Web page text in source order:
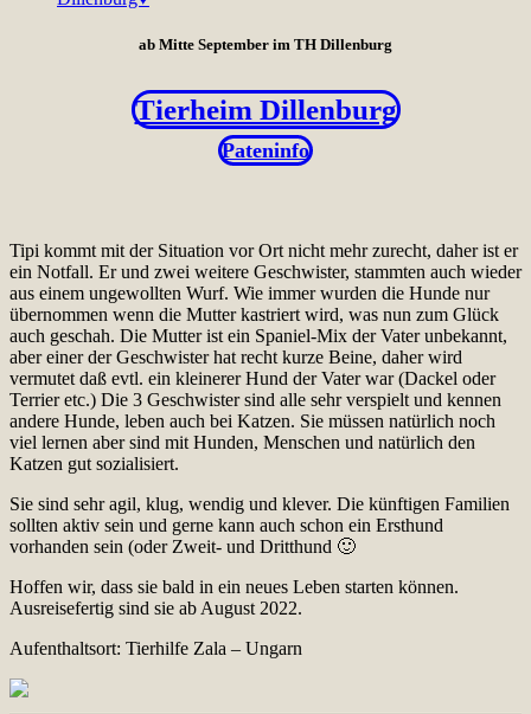
ab Mitte September im TH Dillenburg
Tierheim Dillenburg
Pateninfo
Tipi kommt mit der Situation vor Ort nicht mehr zurecht, daher ist er
ein Notfall. Er und zwei weitere Geschwister, stammten auch wieder
aus einem ungewollten Wurf. Wie immer wurden die Hunde nur
übernommen wenn die Mutter kastriert wird, was nun zum Glück
auch geschah. Die Mutter ist ein Spaniel-Mix der Vater unbekannt,
aber einer der Geschwister hat recht kurze Beine, daher wird
vermutet daß evtl. ein kleinerer Hund der Vater war (Dackel oder
Terrier etc.) Die 3 Geschwister sind alle sehr verspielt und kennen
andere Hunde, leben auch bei Katzen. Sie müssen natürlich noch
viel lernen aber sind mit Hunden, Menschen und natürlich den
Katzen gut sozialisiert.
Sie sind sehr agil, klug, wendig und klever. Die künftigen Familien
sollten aktiv sein und gerne kann auch schon ein Ersthund
vorhanden sein (oder Zweit- und Dritthund 🙂
Hoffen wir, dass sie bald in ein neues Leben starten können.
Ausreisefertig sind sie ab August 2022.
Aufenthaltsort: Tierhilfe Zala – Ungarn